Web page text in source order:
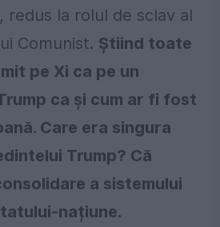
redus la rolul de sclav al
Comunist. Știind toate
pe Xi ca pe un
ca și cum ar fi fost
Care era singura
Trump? Că
a sistemului
națiune.